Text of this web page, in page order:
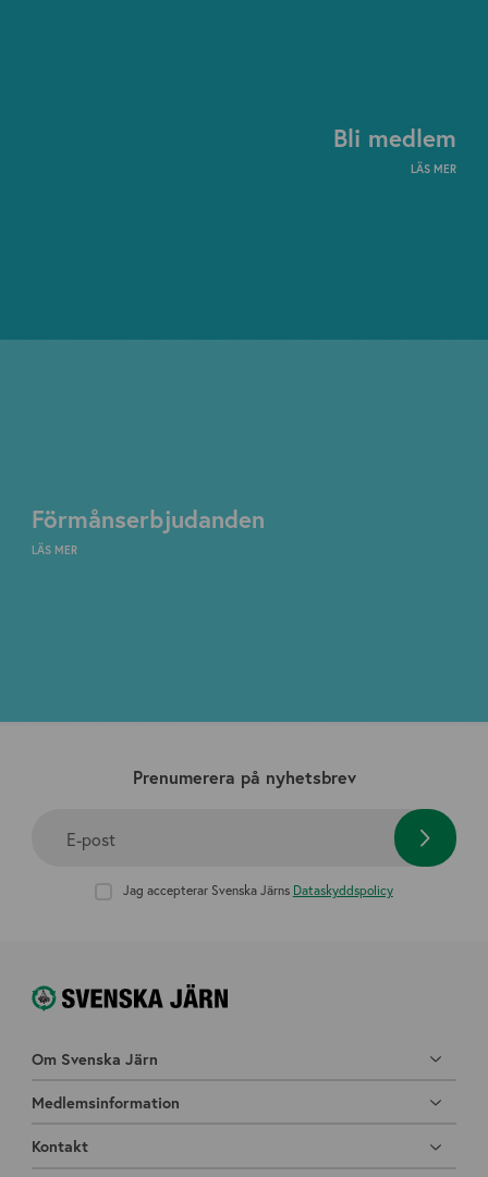
Bli medlem
LÄS MER
Förmånserbjudanden
LÄS MER
Prenumerera på nyhetsbrev
E-post
Jag accepterar Svenska Järns Dataskyddspolicy
Om Svenska Järn
Medlemsinformation
Kontakt